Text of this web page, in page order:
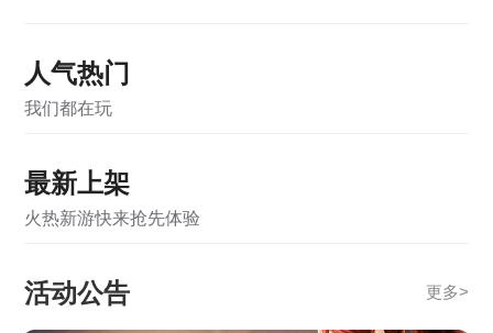
《霸者天下》5月12日合服公告
《霸者天下》5月7日合服公告
《霸者天下》4月28日维护公告
《霸者天下》4月21日合服公告
人气热门
我们都在玩
最新上架
火热新游快来抢先体验
活动公告 更多>